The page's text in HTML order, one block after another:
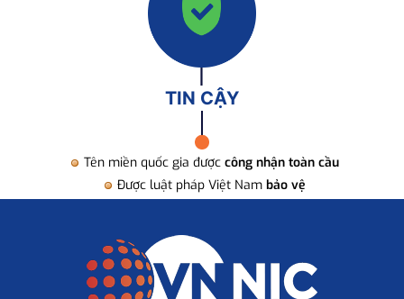
TIN CẬY
Tên miền quốc gia được công nhận toàn cầu
Được luật pháp Việt Nam bảo vệ